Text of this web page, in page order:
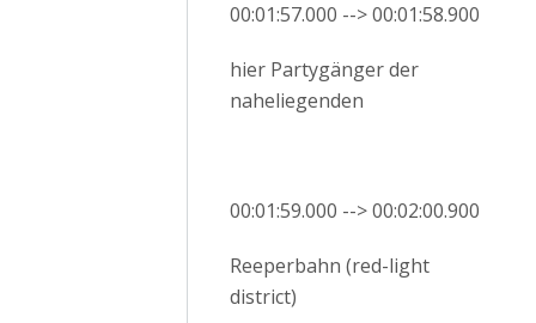
00:01:57.000 --> 00:01:58.900
hier Partygänger der
naheliegenden
00:01:59.000 --> 00:02:00.900
Reeperbahn (red-light
district)